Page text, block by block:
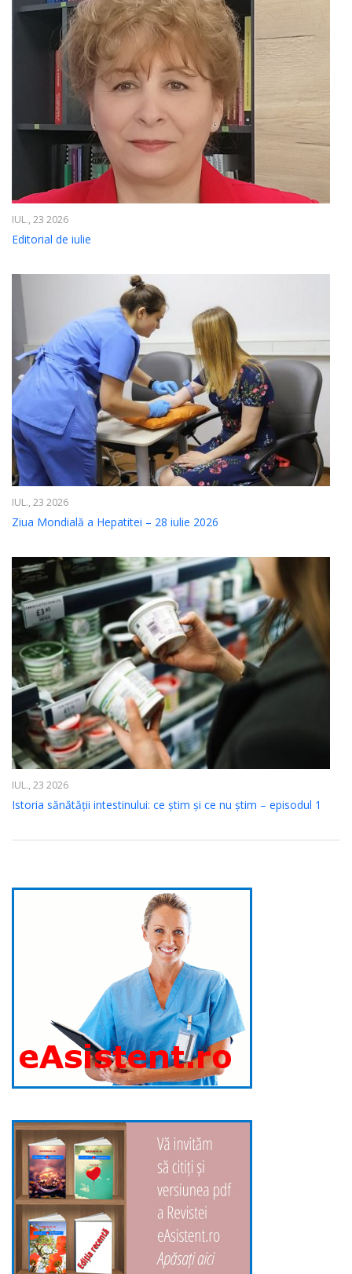
IUL., 23 2026
Editorial de iulie
IUL., 23 2026
Ziua Mondială a Hepatitei – 28 iulie 2026
IUL., 23 2026
Istoria sănătății intestinului: ce știm și ce nu știm – episodul 1